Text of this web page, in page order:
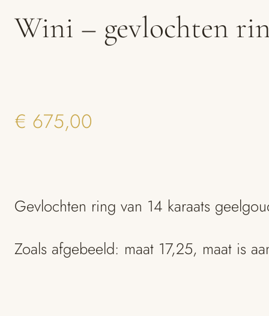
Wini – gevlochten
€ 675,00
Gevlochten ring van 14 karaats
Zoals afgebeeld: maat 17,25, maat is